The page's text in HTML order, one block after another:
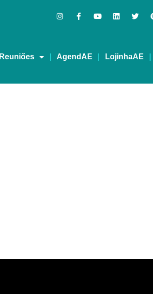
Reuniões AgendAE LojinhaAE